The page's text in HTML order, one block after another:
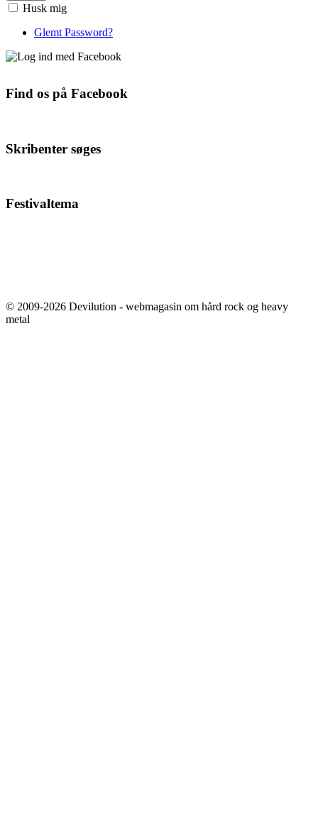
Husk mig
Glemt Password?
Find os på Facebook
Skribenter søges
Festivaltema
© 2009-2026 Devilution - webmagasin om hård rock og heavy
metal